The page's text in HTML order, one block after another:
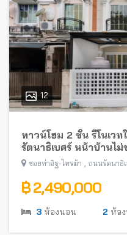
12
ทาวน์โฮม 2 ชั้น รีโนเว
รัตนาธิเบศร์ หน้าบ้านไ
อิฐ-ไทรม้า) พร้อมอยู่ ใก
ซอยท่าอิฐ-ไทรม้า , ถนนรัตนาธิ
฿ 2,490,000
3 ห้องนอน 2 ห้อ